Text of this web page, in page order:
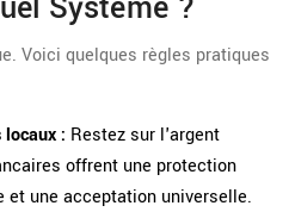
Système ?
Voici quelques règles pratiques
: Restez sur l'argent
offrent une protection
une acceptation universelle.